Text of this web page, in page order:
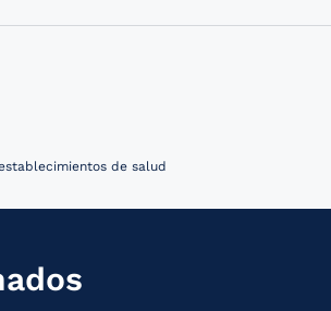
de salud